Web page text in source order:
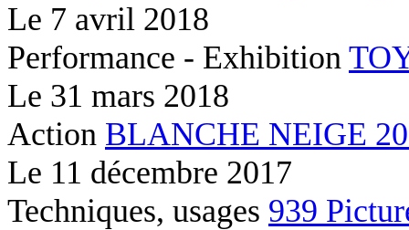
Le 7 avril 2018
Performance - Exhibition
Le 31 mars 2018
Action BLANCHE NEIGE
Le 11 décembre 2017
Techniques, usages 939